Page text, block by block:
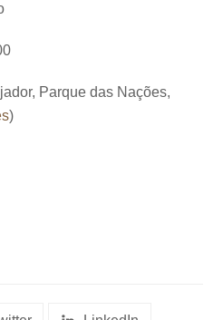
Parque das Nações,
)